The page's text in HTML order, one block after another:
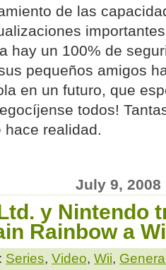
de las
hay un 100% de
pequeños amigos
en un futuro, que
todos!
hace realidad.
July 9, 2008
y Nintendo
Rainbow a
Series, Video, Wii,